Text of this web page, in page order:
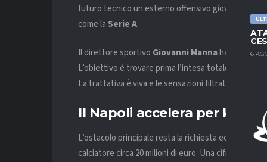
6
futuro tecnico un esterno offensivo giovane,
come la Serie A.
Il direttore sportivo Giovanni Mannaha
L’obiettivo è trovare prima l’intesa totale con il
La trattativa è viva e le sensazioni filtrate dagli
Il Napoli accelera per
L’ostacolo principale resta la richiesta economica
calciatore circa 20 milioni di euro. Una cifra